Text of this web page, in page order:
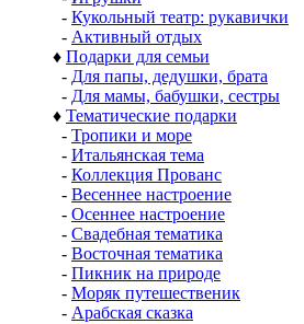
- Кукольный театр: рукавички
- Активный отдых
♦ Подарки для семьи
- Для папы, дедушки, брата
- Для мамы, бабушки, сестры
♦ Тематические подарки
- Тропики и море
- Итальянская тема
- Коллекция Прованс
- Весеннее настроение
- Осеннее настроение
- Свадебная тематика
- Восточная тематика
- Пикник на природе
- Моряк путешественик
- Арабская сказка